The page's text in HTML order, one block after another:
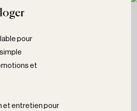
pour
et
et entretien pour